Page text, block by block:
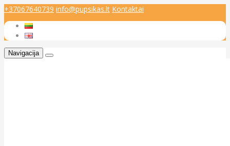
+37067640739 info@pupsikas.lt Kontaktai
Navigacija